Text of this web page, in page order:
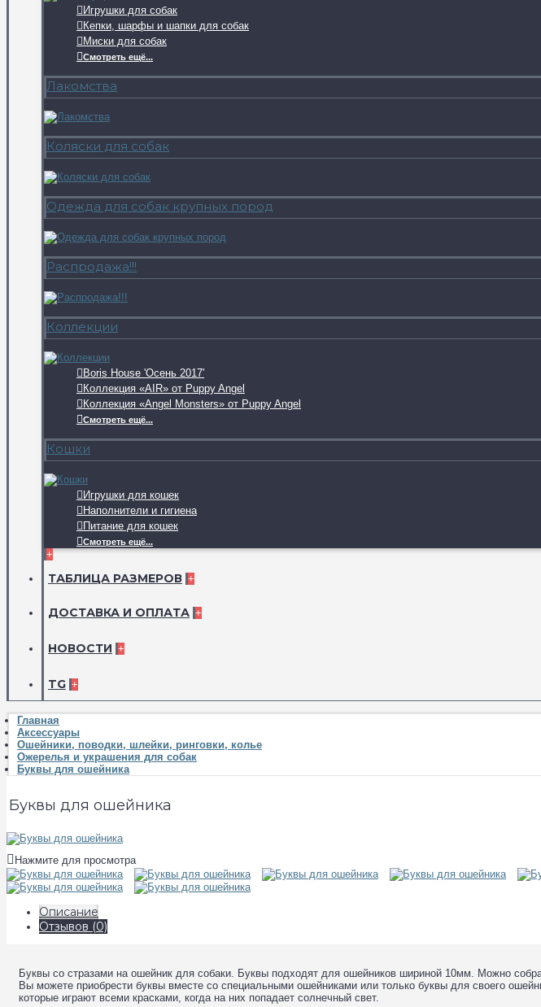
Игрушки для собак
Кепки, шарфы и шапки для собак
Миски для собак
Смотреть ещё...
Лакомства
Коляски для собак
Одежда для собак крупных пород
Распродажа!!!
Коллекции
Boris House 'Осень 2017'
Коллекция «AIR» от Puppy Angel
Коллекция «Angel Monsters» от Puppy Angel
Смотреть ещё...
Кошки
Игрушки для кошек
Наполнители и гигиена
Питание для кошек
Смотреть ещё...
+
ТАБЛИЦА РАЗМЕРОВ +
ДОСТАВКА И ОПЛАТА +
НОВОСТИ +
TG +
Главная
Аксессуары
Ошейники, поводки, шлейки, ринговки, колье
Ожерелья и украшения для собак
Буквы для ошейника
Буквы для ошейника
Нажмите для просмотра
Описание
Отзывов (0)
Буквы со стразами на ошейник для собаки. Буквы подходят для ошейников шириной 10мм. Можно
Вы можете приобрести буквы вместе со специальными ошейниками или только буквы для своего
которые играют всеми красками, когда на них попадает солнечный свет.